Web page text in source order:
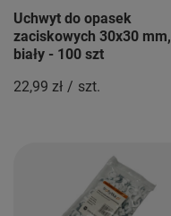
Uchwyt do opasek
zaciskowych 30x30 mm,
biały - 100 szt
22,99 zł / szt.